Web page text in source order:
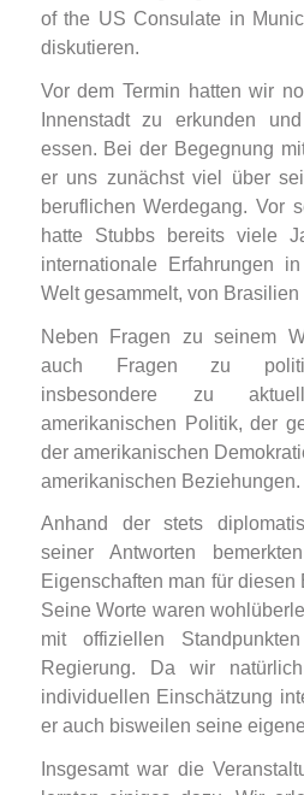
of the US Consulate in
diskutieren.
Vor dem Termin hatten wir
Innenstadt zu erkunden
essen. Bei der Begegnung
er uns zunächst viel über
beruflichen Werdegang. Vor
hatte Stubbs bereits viele
internationale Erfahrungen
Welt gesammelt, von Brasilien
Neben Fragen zu seinem
auch Fragen zu
insbesondere zu
amerikanischen Politik, der
der amerikanischen
amerikanischen Beziehungen.
Anhand der stets
seiner Antworten
Eigenschaften man für diesen
Seine Worte waren
mit offiziellen
Regierung. Da wir
individuellen Einschätzung
er auch bisweilen seine
Insgesamt war die